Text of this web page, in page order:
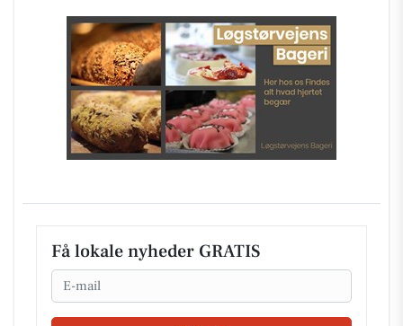
Få lokale nyheder GRATIS
Email